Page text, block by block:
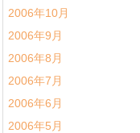
2006年10月
2006年9月
2006年8月
2006年7月
2006年6月
2006年5月